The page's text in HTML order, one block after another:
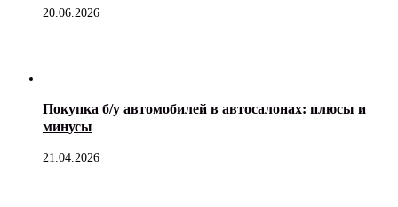
20.06.2026
Покупка б/у автомобилей в автосалонах: плюсы и
минусы
21.04.2026